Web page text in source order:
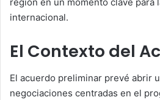
internacional.
El Contexto del
El acuerdo preliminar prevé abrir
negociaciones centradas en el